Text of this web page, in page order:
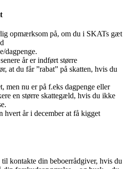
opmærksom på, om du i SKATs gæt
dagpenge.
år er indført større
at du får ”rabat” på skatten, hvis du
men nu er på f.eks dagpenge eller
en større skattegæld, hvis du ikke
hvert år i december at få kigget
kontakte din beboerrådgiver, hvis du